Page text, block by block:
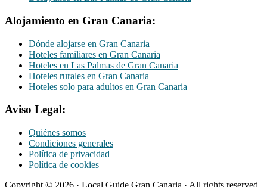
Alojamiento en Gran Canaria:
Dónde alojarse en Gran Canaria
Hoteles familiares en Gran Canaria
Hoteles en Las Palmas de Gran Canaria
Hoteles rurales en Gran Canaria
Hoteles solo para adultos en Gran Canaria
Aviso Legal:
Quiénes somos
Condiciones generales
Política de privacidad
Política de cookies